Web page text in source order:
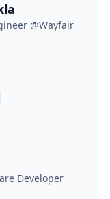
@Wayfair
Developer